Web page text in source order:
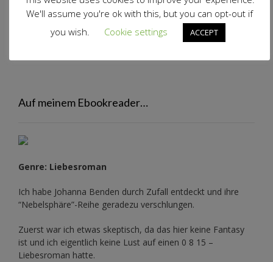
Volantrock
Auf meinem Ebookreader…
Genre: Liebesroman
Ich habe Johanna Benden durch Zufall entdeckt und ihre
“Nebelsphäre”-Reihe geradezu verschlungen.
Zuerst war ich etwas skeptisch, da das hier keine Fantasy
ist und ich eigentlich keine Lust auf einen 0 8 15 –
Liebesroman hatte.
We'll assume you're ok with this, but you can opt-out if
you wish.
Cookie settings ACCEPT